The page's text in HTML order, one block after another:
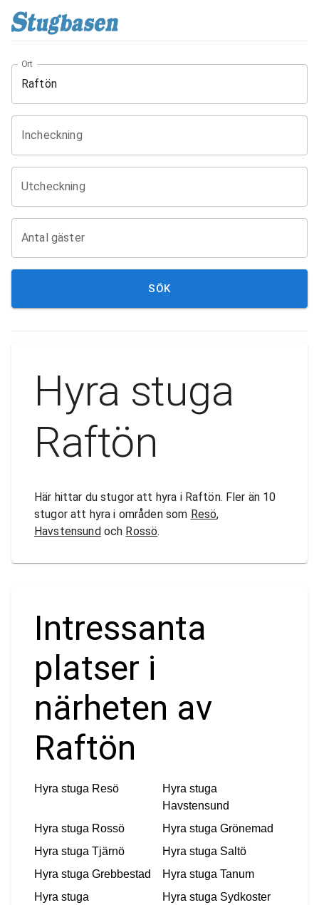
Ort
Incheckning
Utcheckning
Antal gäster
SÖK
Hyra stuga
Raftön
Här hittar du stugor att hyra i Raftön. Fler än 10
stugor att hyra i områden som Resö,
Havstensundoch Rossö.
Intressanta
platser i
närheten av
Raftön
Hyra stuga Resö
Hyra stuga
Havstensund
Hyra stuga Rossö Hyra stuga Grönemad
Hyra stuga Tjärnö Hyra stuga Saltö
Hyra stuga Grebbestad Hyra stuga Tanum
Hyra stuga
Hyra stuga Sydkoster